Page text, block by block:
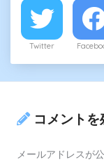
Twitter
コメントを
メールアドレスが